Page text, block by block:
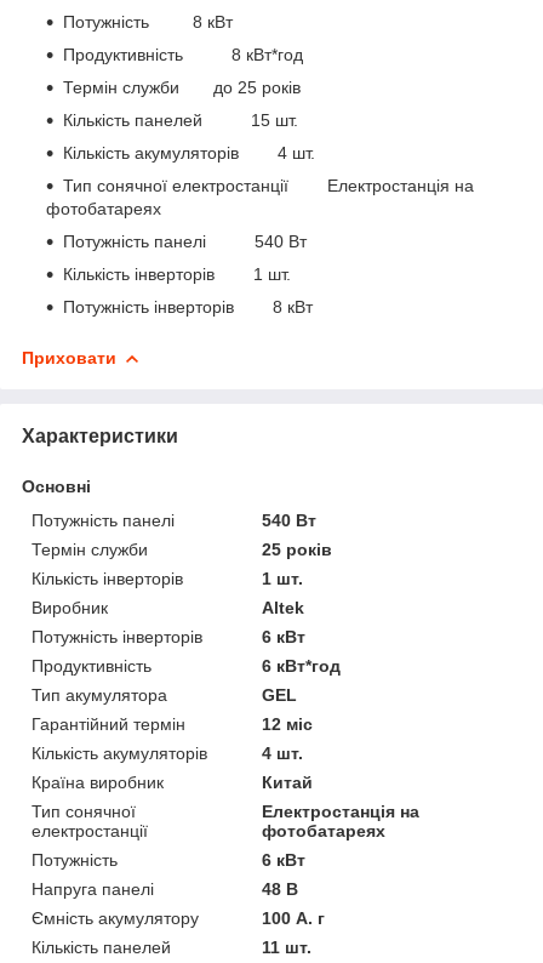
Потужність 8 кВт
Продуктивність 8 кВт*год
Термін служби до 25 років
Кількість панелей 15 шт.
Кількість акумуляторів 4 шт.
Тип сонячної електростанції Електростанція на
фотобатареях
Потужність панелі 540 Вт
Кількість інверторів 1 шт.
Потужність інверторів 8 кВт
Приховати
Характеристики
Основні
Потужність панелі
540 Вт
Термін служби
25 років
Кількість інверторів
1 шт.
Виробник
Altek
Потужність інверторів
6 кВт
Продуктивність
6 кВт*год
Тип акумулятора
GEL
Гарантійний термін
12 міс
Кількість акумуляторів
4 шт.
Країна виробник
Китай
Тип сонячної
електростанції
Електростанція на
фотобатареях
Потужність
6 кВт
Напруга панелі
48 В
Ємність акумулятору
100 А. г
Кількість панелей
11 шт.